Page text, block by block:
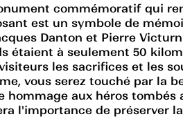
commémoratif qui
est un symbole de
Danton et Pierre
étaient à seulement 50
les sacrifices et les
vous serez touché par la
aux héros tombés
l'importance de préserver